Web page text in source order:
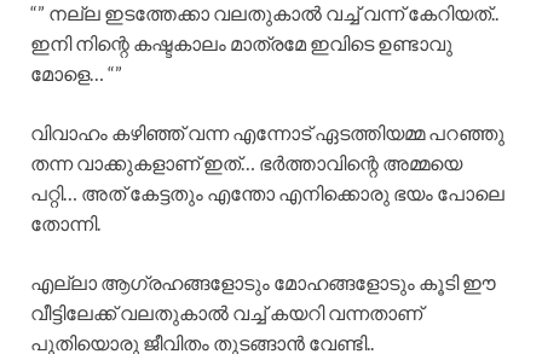
“” നല്ല ഇടത്തേക്കാ വലതുകാൽ വച്ച് വന്ന് കേറിയത്..
ഇനി നിന്റെ കഷ്ടകാലം മാത്രമേ ഇവിടെ ഉണ്ടാവു
മോളെ… “”
വിവാഹം കഴിഞ്ഞ് വന്ന എന്നോട് ഏടത്തിയമ്മ പറഞ്ഞു
തന്ന വാക്കുകളാണ് ഇത്… ഭർത്താവിന്റെ അമ്മയെ
പറ്റി… അത് കേട്ടതും എന്തോ എനിക്കൊരു ഭയം പോലെ
തോന്നി.
എല്ലാ ആഗ്രഹങ്ങളോടും മോഹങ്ങളോടും കൂടി ഈ
വീട്ടിലേക്ക് വലതുകാൽ വച്ച് കയറി വന്നതാണ്
പുതിയൊരു ജീവിതം തുടങ്ങാൻ വേണ്ടി..